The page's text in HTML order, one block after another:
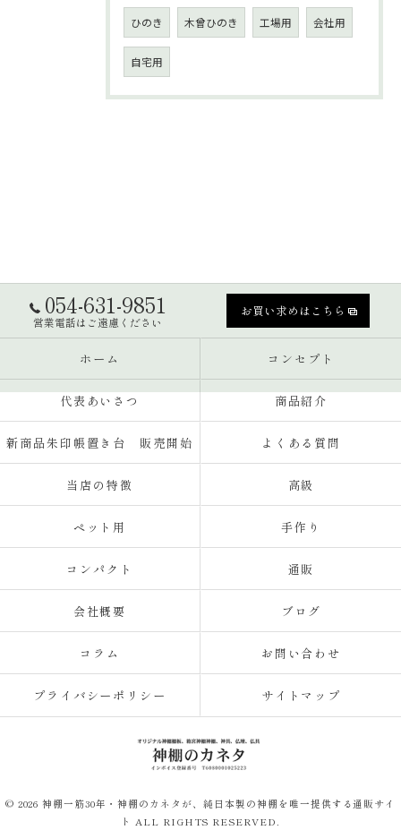
ひのき 木曾ひのき 工場用 会社用
自宅用
054-631-9851
営業電話はご遠慮ください
お買い求めはこちら
ホーム コンセプト
代表あいさつ 商品紹介
新商品朱印帳置き台 販売開始 よくある質問
当店の特徴 高級
ペット用 手作り
コンパクト 通販
会社概要 ブログ
コラム お問い合わせ
プライバシーポリシー サイトマップ
© 2026 神棚一筋30年・神棚のカネタが、純日本製の神棚を唯一提供する通販サイ
ト ALL RIGHTS RESERVED.